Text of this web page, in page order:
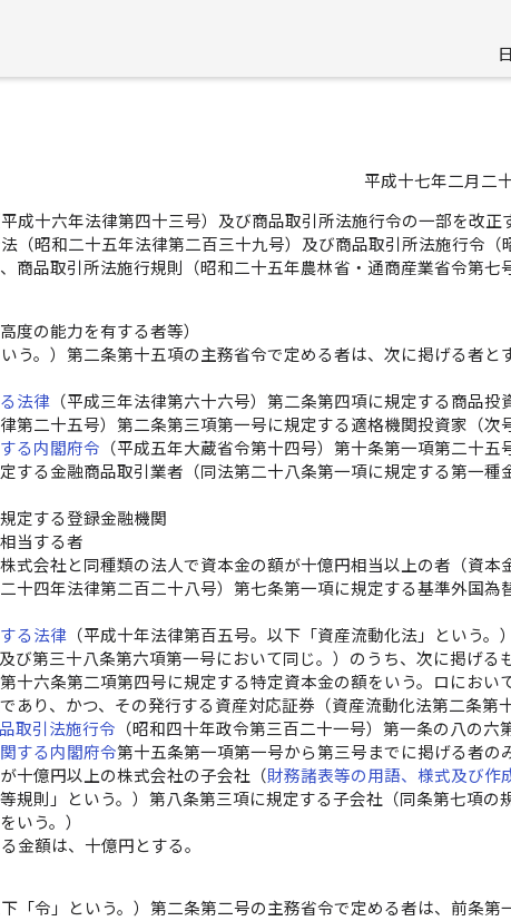
平成十七年二月二
成十六年法律第四十三号）及び商品取引所法施行令の一部を改
（昭和二十五年法律第二百三十九号）及び商品取引所法施行令
商品取引所法施行規則（昭和二十五年農林省・通商産業省令第七
度の能力を有する者等）
う。）第二条第十五項の主務省令で定める者は、次に掲げる者と
法律 （平成三年法律第六十六号）第二条第四項に規定する商品投
律第二十五号）第二条第三項第一号に規定する適格機関投資家（次
る内閣府令 （平成五年大蔵省令第十四号）第十条第一項第二十五
する金融商品取引業者（同法第二十八条第一項に規定する第一種
定する登録金融機関
当する者
式会社と同種類の法人で資本金の額が十億円相当以上の者（資本
二十四年法律第二百二十八号）第七条第一項に規定する基準外国
る法律 （平成十年法律第百五号。以下「資産流動化法」という
び第三十八条第六項第一号において同じ。）のうち、次に掲げる
十六条第二項第四号に規定する特定資本金の額をいう。ロにおい
あり、かつ、その発行する資産対応証券（資産流動化法第二条第
取引法施行令 （昭和四十年政令第三百二十一号）第一条の八の
する内閣府令第十五条第一項第一号から第三号までに掲げる者の
十億円以上の株式会社の子会社（財務諸表等の用語、様式及び作
規則」という。）第八条第三項に規定する子会社（同条第七項の
いう。）
金額は、十億円とする。
下「令」という。）第二条第二号の主務省令で定める者は、前条